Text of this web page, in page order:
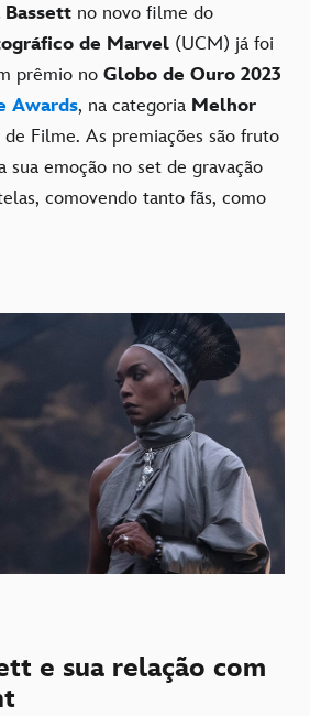
no novo filme do
de Marvel (UCM) já foi
prêmio no Globo de Ouro 2023
Awards, na categoria Melhor
de Filme. As premiações são fruto
sua emoção no set de gravação
comovendo tanto fãs, como
e sua relação com